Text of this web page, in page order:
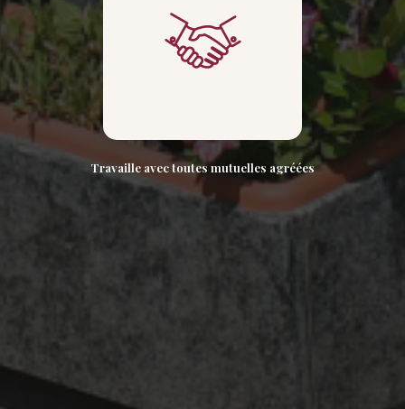
Travaille avec toutes mutuelles agréées